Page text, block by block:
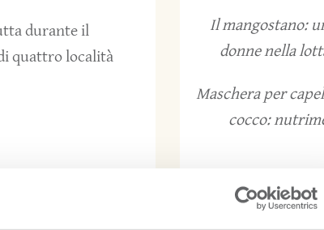
durante il
quattro località
– Vado, a
che arriva
Il mangostano:
donne nella
Maschera per
cocco: